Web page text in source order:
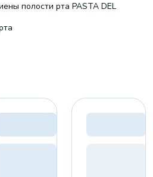
полости рта PASTA DEL